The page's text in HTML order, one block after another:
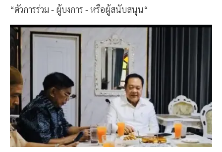
“ตัวการร่วม - ผู้บงการ - หรือผู้สนับสนุน“